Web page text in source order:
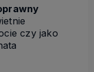
czy jako